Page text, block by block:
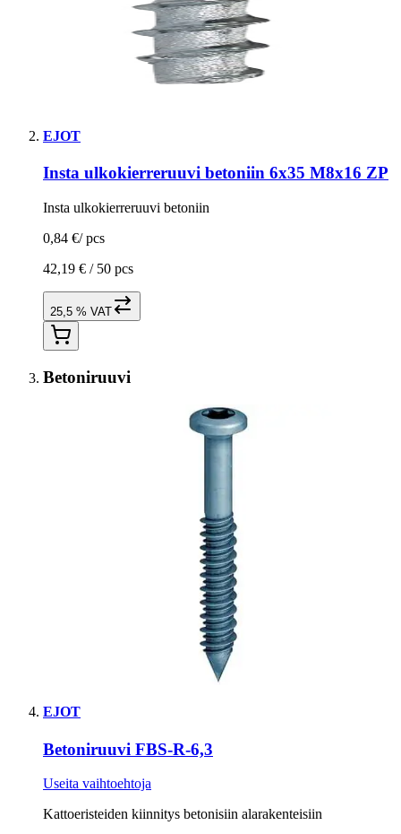
EJOT
Insta ulkokierreruuvi betoniin 6x35 M8x16 ZP
Insta ulkokierreruuvi betoniin
0,84 €/ pcs
42,19 € / 50 pcs
25,5 % VAT
Betoniruuvi
EJOT
Betoniruuvi FBS-R-6,3
Useita vaihtoehtoja
Kattoeristeiden kiinnitys betonisiin alarakenteisiin